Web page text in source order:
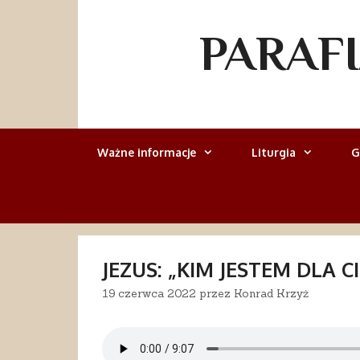
Ważne informacje Liturgia
JEZUS: „KIM JESTEM DLA
19 czerwca 2022 przez Konrad Krzyż